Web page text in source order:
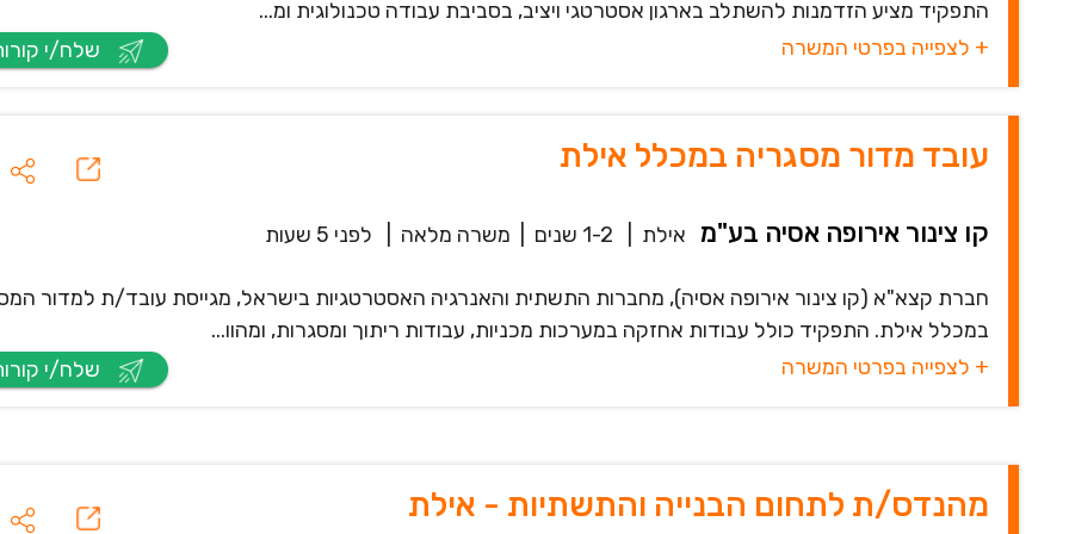
התפקיד מציע הזדמנות להשתלב בארגון אסטרטגי ויציב, בסביבת עבודה טכנולוגית ומ...
+ לצפייה בפרטי המשרה
עובד מדור מסגריה במכלל אילת
קו צינור אירופה אסיה בע"מ אילת 1-2 שנים משרה מלאה לפני 5 שעות
חברת קצא"א (קו צינור אירופה אסיה), מחברות התשתית והאנרגיה האסטרטגיות בישראל, מגייסת עובד/ת למדור
במכלל אילת. התפקיד כולל עבודות אחזקה במערכות מכניות, עבודות ריתוך ומסגרות, ומהוו...
+ לצפייה בפרטי המשרה
מהנדס/ת לתחום הבנייה והתשתיות - אילת